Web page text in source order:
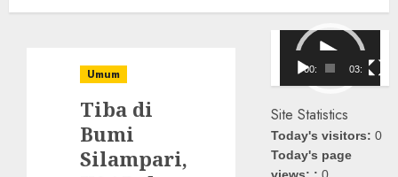
Umum
Tiba di
Bumi
Silampari,
Pemutar
Video
00:00 03:08
Site Statistics
Today's visitors:0
Today's page